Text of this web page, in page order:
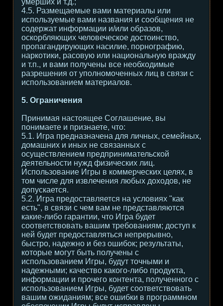
умерших и т.д.;
4.5. Размещаемые вами материалы или
используемые вами названия и сообщения не
содержат информации и/или образов,
оскорбляющих человеческое достоинство,
пропагандирующих насилие, порнографию,
наркотики, расовую или национальную вражду
и т.п., и вами получены все необходимые
разрешения от уполномоченных лиц в связи с
использованием материалов.
5. Ограничения
Принимая настоящее Соглашение, вы
понимаете и признаете, что:
5.1. Игра предназначена для личных, семейных,
домашних и иных не связанных с
осуществлением предпринимательской
деятельности нужд физических лиц.
Использование Игры в коммерческих целях, в
том числе для извлечения любых доходов, не
допускается.
5.2. Игра предоставляется на условиях "как
есть", в связи с чем вам не представляются
какие-либо гарантии, что Игра будет
соответствовать вашим требованиям; доступ к
ней будет предоставляться непрерывно,
быстро, надежно и без ошибок; результаты,
которые могут быть получены с
использованием Игры, будут точными и
надежными; качество какого-либо продукта,
информации и прочего контента, полученного с
использованием Игры, будет соответствовать
вашим ожиданиям; все ошибки в программном